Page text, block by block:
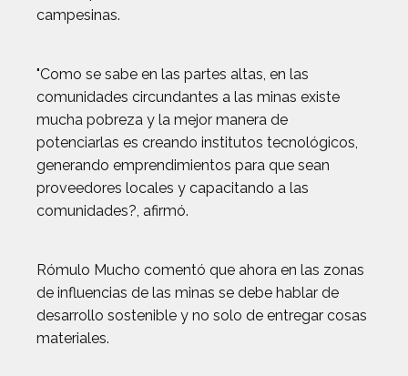
campesinas.
"Como se sabe en las partes altas, en las
comunidades circundantes a las minas existe
mucha pobreza y la mejor manera de
potenciarlas es creando institutos tecnológicos,
generando emprendimientos para que sean
proveedores locales y capacitando a las
comunidades?, afirmó.
Rómulo Mucho comentó que ahora en las zonas
de influencias de las minas se debe hablar de
desarrollo sostenible y no solo de entregar cosas
materiales.